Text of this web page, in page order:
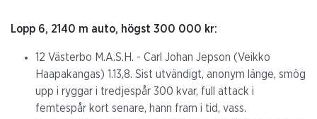
Lopp 6, 2140 m auto, högst 300 000 kr:
12 Västerbo M.A.S.H. - Carl Johan Jepson (Veikko
Haapakangas) 1.13,8. Sist utvändigt, anonym länge, smög
upp i ryggar i tredjespår 300 kvar, full attack i
femtespår kort senare, hann fram i tid, vass.